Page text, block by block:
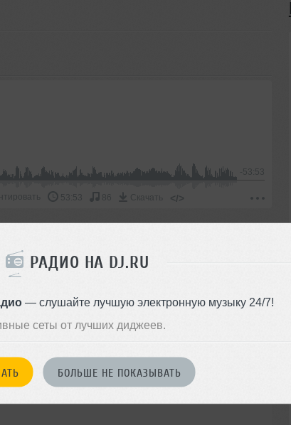
РАДИО НА DJ.RU
— слушайте лучшую электронную музыку 24/7!
сеты от лучших диджеев.
БОЛЬШЕ НЕ ПОКАЗЫВАТЬ
-53:53
53:53 86 Скачать </>